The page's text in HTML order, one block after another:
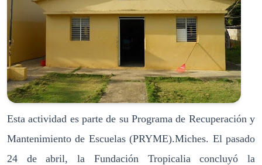
Esta actividad es parte de su Programa de Recuperación y
Mantenimiento de Escuelas (PRYME).Miches. El pasado
24 de abril, la Fundación Tropicalia concluyó la